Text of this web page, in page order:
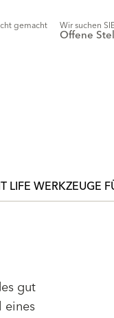
gemacht Wir suchen
Offene
LIFE WERKZEUGE
gut
eines